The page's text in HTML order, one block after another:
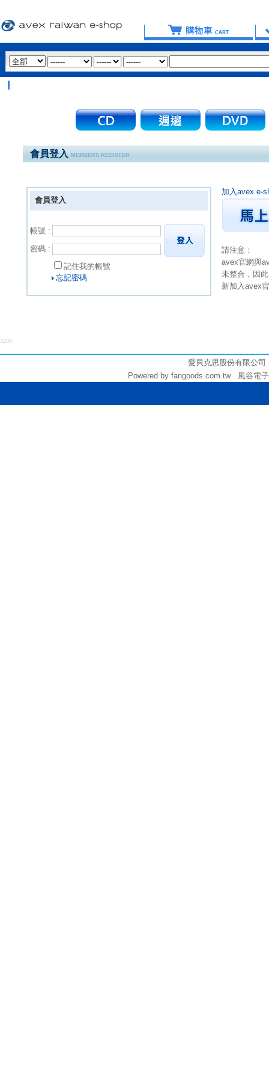
會員登入MEMBERS REGISTER
會員登入
帳號 :
密碼 :
記住我的帳號
忘記密碼
加入avex e-
請注意：
avex官網與
未整合，因
新加入avex
3200
愛貝克思股份有限公
Powered by fangoods.com.tw 風谷電子商